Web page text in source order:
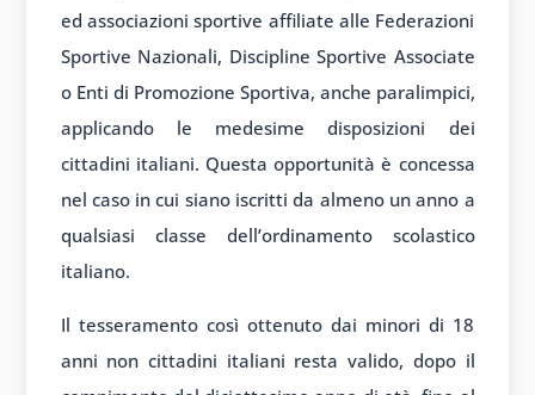
ed associazioni sportive affiliate alle Federazioni
Sportive Nazionali, Discipline Sportive Associate
o Enti di Promozione Sportiva, anche paralimpici,
applicando le medesime disposizioni dei
cittadini italiani. Questa opportunità è concessa
nel caso in cui siano iscritti da almeno un anno a
qualsiasi classe dell’ordinamento scolastico
italiano.
Il tesseramento così ottenuto dai minori di 18
anni non cittadini italiani resta valido, dopo il